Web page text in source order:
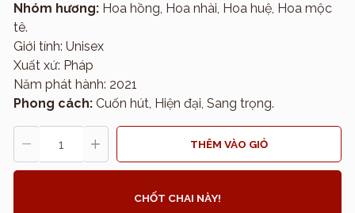
Nhóm hương: Hoa hồng, Hoa nhài, Hoa huệ, Hoa mộc
tê.
Giới tính: Unisex
Xuất xứ: Pháp
Năm phát hành: 2021
Phong cách: Cuốn hút, Hiện đại, Sang trọng.
THÊM VÀO GIỎ
CHỐT CHAI NÀY!